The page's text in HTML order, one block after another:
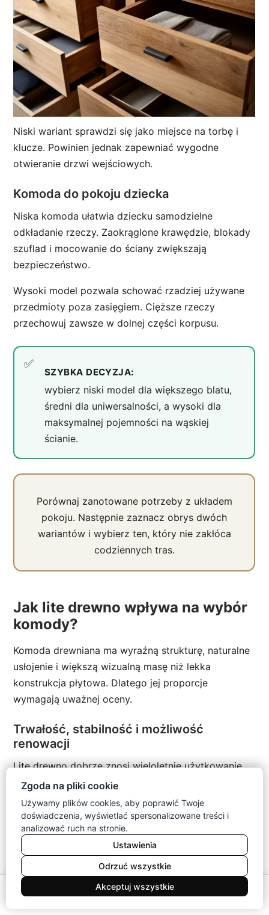
Niski wariant sprawdzi się jako miejsce na torbę i
klucze. Powinien jednak zapewniać wygodne
otwieranie drzwi wejściowych.
Komoda do pokoju dziecka
Niska komoda ułatwia dziecku samodzielne
odkładanie rzeczy. Zaokrąglone krawędzie, blokady
szuflad i mocowanie do ściany zwiększają
bezpieczeństwo.
Wysoki model pozwala schować rzadziej używane
przedmioty poza zasięgiem. Cięższe rzeczy
przechowuj zawsze w dolnej części korpusu.
SZYBKA DECYZJA:
wybierz niski model dla większego blatu,
średni dla uniwersalności, a wysoki dla
maksymalnej pojemności na wąskiej
ścianie.
Porównaj zanotowane potrzeby z układem
pokoju. Następnie zaznacz obrys dwóch
wariantów i wybierz ten, który nie zakłóca
codziennych tras.
Jak lite drewno wpływa na wybór
komody?
Komoda drewniana ma wyraźną strukturę, naturalne
usłojenie i większą wizualną masę niż lekka
konstrukcja płytowa. Dlatego jej proporcje
wymagają uważnej oceny.
Trwałość, stabilność i możliwość
renowacji
Lite drewno dobrze znosi wieloletnie użytkowanie.
Powierzchnię można odświeżyć, a drobne ślady
często usuniesz przez ponowne olejowanie lub
miejscową naprawę.
Wyższa komoda drewnianapozostaje stabilna przy
prawidłowym montażu. Mimo znacznej masy warto
zamocować ją zgodnie z instrukcją producenta.
Wybierającmeble z litego drewna, sprawdź
Zgoda na pliki cookie
Używamy plików cookies, aby poprawić Twoje
doświadczenia, wyświetlać spersonalizowane treści i
analizować ruch na stronie.
Ustawienia
Odrzuć wszystkie
Akceptuj wszystkie